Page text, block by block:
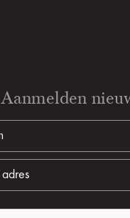
Aanmelden